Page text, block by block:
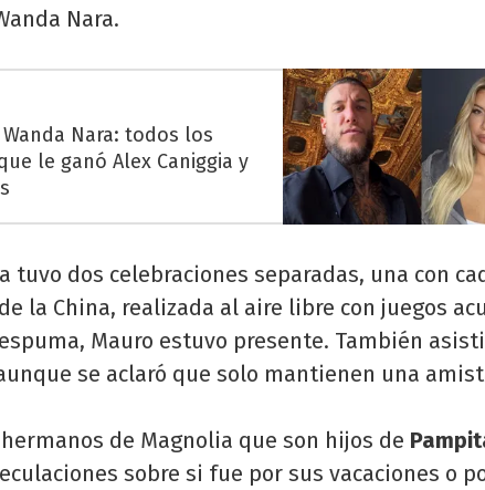
Nara.
Nara: todos los
le ganó Alex Caniggia y
tuvo dos celebraciones separadas, una con
la China, realizada al aire libre con juegos
Mauro estuvo presente. También
se aclaró que solo mantienen una
de Magnolia que son hijos de
sobre si fue por sus vacaciones o